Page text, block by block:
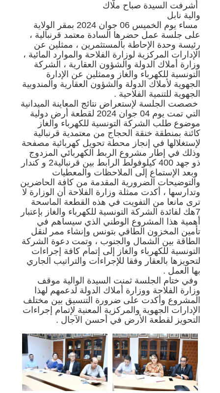
أشرفت السيدة صباح ملّاك
والية نابل
مساء يوم الخميس 06 جوان 2024 بمقر الولاية
على جلسة عمل حضرها السادة معتمد قرنبالية ،
رئيسة وحدة الإحاطة بالمستثمرين ، ممثلين عن
الإدارات المركزية لوزارة الفلاحة والموارد المائية ،
وزارة أملاك الدولة والشؤون العقارية ، الشركة
التونسية للكهرباء والغاز وممثلين عن الإدارة
الجهوية لأملاك الدولة والشؤون العقارية والمندوبية
الجهوية للتنمية الفلاحية .
خصصت الجلسة لإستعراض نتائج المعاينة الميدانية
التي تمت يوم 04 جوان 2024 لقطعة أرض دولية
موضوع طلب الشركة التونسية للكهرباء والغاز
كائنة بمنطقة خنقة الحجاج من معتمدية قرنبالية
لإستغلالها في إنجاز محطة تحويل كهربائية مصفحة
وذلك في إطار مشروع الربط الكهربائي المزدوج
ذو جهد 400 كيلوفولط الرابط بين قرنبالية2 و كندار
وبعد الإستماع إلى الملاحظات والمعطيات
والتوضيحات الضرورية المقدمة من كافة الحاضرين
وتدارسها ، أكدت ممثلة وزارة الفلاحة أن الوزارة لا
ترى مانعا من التفويت في هذه القطعة الماسحة
7هك لفائدة الشركة التونسية للكهرباء والغاز بإعتبار
أهمية هذا المشروع الوطني الذي سيساهم في
تأمين المخزون الطاقي بتونس وإنشاء ممر لنقل
الطاقة بين الشمال والجنوب ، وتمت دعوة الشركة
التونسية للكهرباء والغاز إلى إتمام كافة إجراءات
لتحويزها بالعقار وفقا للإجراءات والتراتيب الجاري
بها العمل .
وفي ختام الجلسة ثمنت السيدة الوالية موقف
وزارة الفلاحة ووزارة أملاك الدولة لدعمهم لهذا
المشروع وأكدت على ضرورة التنسيق بين مختلف
الإدارات الجهوية والمركزية المعنية لإتمام إجراءات
التحويز لقطعة الأرض في أحسن الآجال .